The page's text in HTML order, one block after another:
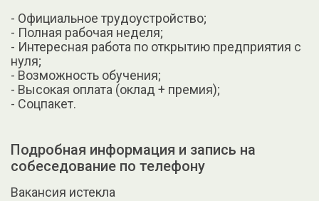
- Официальное трудоустройство;
- Полная рабочая неделя;
- Интересная работа по открытию предприятия с
нуля;
- Возможность обучения;
- Высокая оплата (оклад + премия);
- Соцпакет.
Подробная информация и запись на
собеседование по телефону
Вакансия истекла